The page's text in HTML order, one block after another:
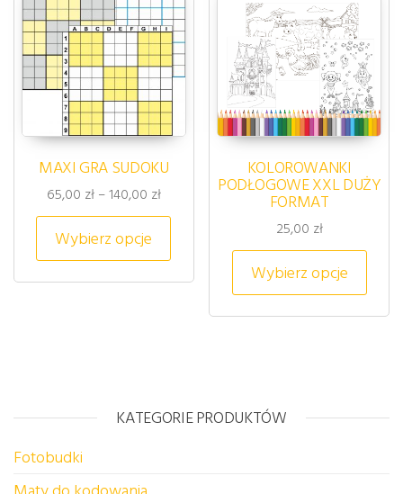
MAXI GRA SUDOKU
65,00 zł –140,00 złZakres cen: od 65,00 zł do 140,00 zł
Wybierz opcje
Ten produkt ma wiele
KOLOROWANKI
PODŁOGOWE XXL DUŻY
FORMAT
25,00 zł
Wybierz opcje
Ten
KATEGORIE PRODUKTÓW
Fotobudki